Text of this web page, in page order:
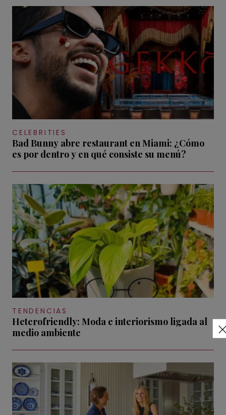
CELEBRITIES
Bad Bunny abre restaurant en Miami: ¿Cómo
es por dentro y en qué consiste su menú?
TENDENCIAS
Heterofriendly: Moda e interiorismo ligada al
medio ambiente